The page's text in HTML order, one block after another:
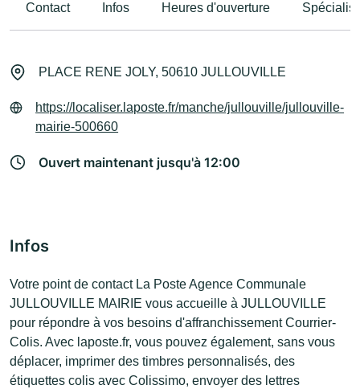
Contact Infos Heures d'ouverture
PLACE RENE JOLY, 50610 JULLOUVILLE
https://localiser.laposte.fr/manche/jullouville/jullouville-
mairie-500660
Ouvert maintenant jusqu'à 12:00
Infos
Votre point de contact La Poste Agence Communale
JULLOUVILLE MAIRIE vous accueille à JULLOUVILLE
pour répondre à vos besoins d'affranchissement Courrier-
Colis. Avec laposte.fr, vous pouvez également, sans vous
déplacer, imprimer des timbres personnalisés, des
étiquettes colis avec Colissimo, envoyer des lettres